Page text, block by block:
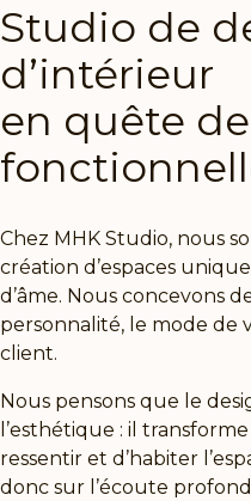
Studio de
d’intérieur
en quête
Chez MHK Studio, nous
création d’espaces
d’âme. Nous concevons
personnalité, le mode de
client.
Nous pensons que le
l’esthétique : il
ressentir et d’habiter
donc sur l’écoute